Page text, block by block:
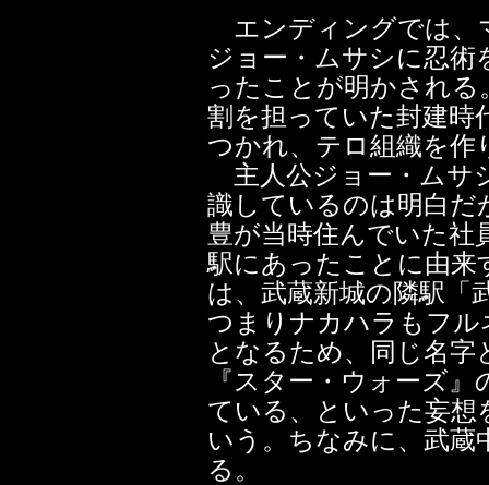
エンディングでは、
ジョー・ムサシに忍術
ったことが明かされ
割を担っていた封建時
つかれ、テロ組織を作
主人公ジョー・ムサ
識しているのは明白だ
豊が当時住んでいた社
駅にあったことに由来
は、武蔵新城の隣駅「
つまりナカハラもフ
となるため、同じ名
『スター・ウォーズ
ている、といった妄想
いう。ちなみに、武蔵
る。